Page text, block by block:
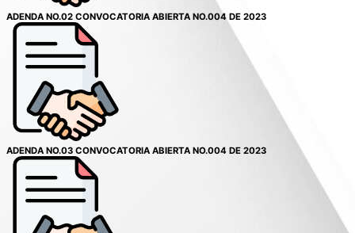
ADENDA NO.02 CONVOCATORIA ABIERTA NO.004 DE 2023
ADENDA NO.03 CONVOCATORIA ABIERTA NO.004 DE 2023